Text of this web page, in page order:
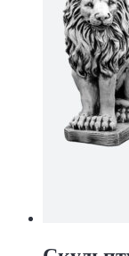
выбрать
странице
товара.